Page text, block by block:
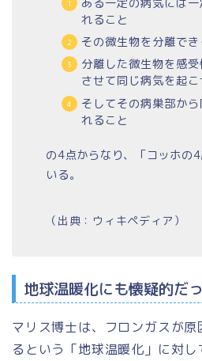
れること
その微生物を分離でき
分離した微生物を感
させて同じ病気を起こ
そしてその病巣部か
れること
の4点からなり、「コッホの
いる。
（出典：ウィキペディア）
地球温暖化にも懐疑的だ
マリス博士は、フロンガスが
るという 「地球温暖化」 に対し